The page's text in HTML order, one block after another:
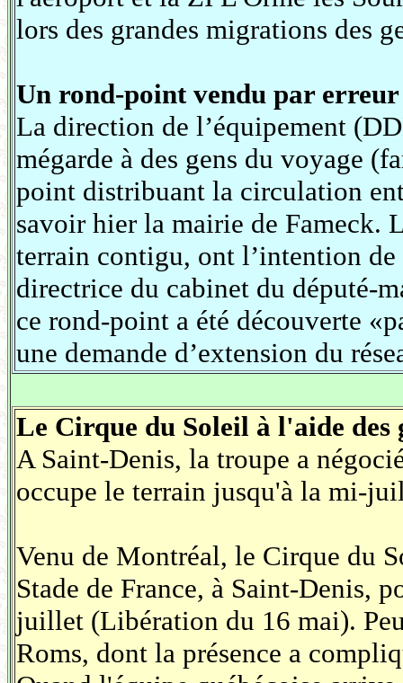
lors des grandes migrations des
Un rond-point vendu par erreur
La direction de l’équipement
mégarde à des gens du voyage
point distribuant la circulation
savoir hier la mairie de Fameck.
terrain contigu, ont l’intention
directrice du cabinet du député-
ce rond-point a été découverte
une demande d’extension du
Le Cirque du Soleil à l'aide des
A Saint-Denis, la troupe a
occupe le terrain jusqu'à la mi-
Venu de Montréal, le Cirque du
Stade de France, à Saint-Denis,
juillet (Libération du 16 mai).
Roms, dont la présence a